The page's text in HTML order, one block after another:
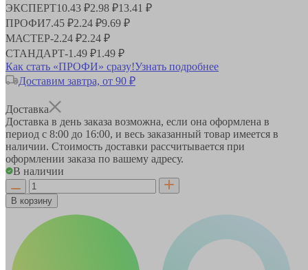
ЭКСПЕРТ10.43 ₽2.98 ₽13.41 ₽
ПРОФИ7.45 ₽2.24 ₽9.69 ₽
МАСТЕР-2.24 ₽2.24 ₽
СТАНДАРТ-1.49 ₽1.49 ₽
Как стать «ПРОФИ» сразу!Узнать подробнее
Доставим завтра, от 90 ₽
Доставка
Доставка в день заказа возможна, если она оформлена в
период с 8:00 до 16:00, и весь заказанный товар имеется в
наличии. Стоимость доставки рассчитывается при
оформлении заказа по вашему адресу.
В наличии
В корзину